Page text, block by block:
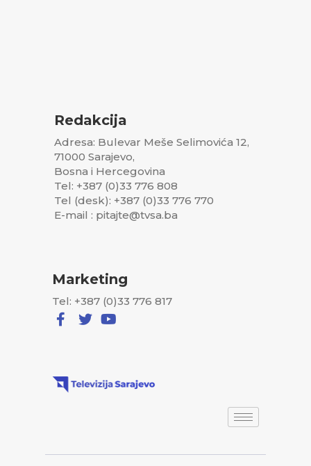
Redakcija
Adresa: Bulevar Meše Selimovića 12,
71000 Sarajevo,
Bosna i Hercegovina
Tel: +387 (0)33 776 808
Tel (desk): +387 (0)33 776 770
E-mail : pitajte@tvsa.ba
Marketing
Tel: +387 (0)33 776 817